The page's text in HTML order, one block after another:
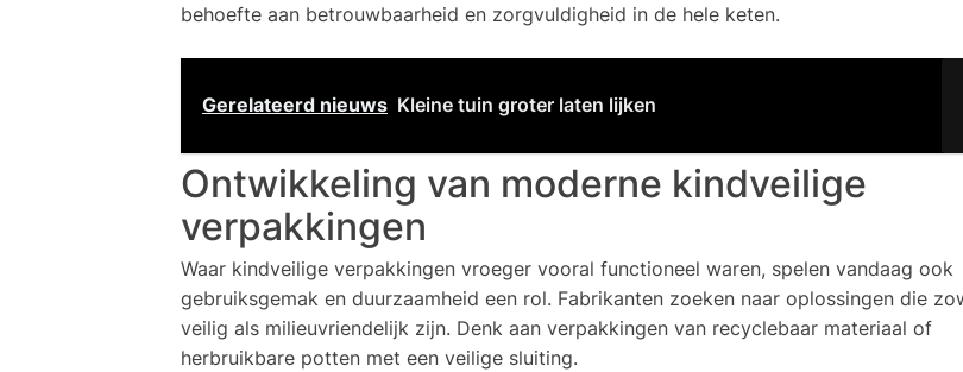
behoefte aan betrouwbaarheid en zorgvuldigheid in de hele keten.
Gerelateerd nieuws Kleine tuin groter laten lijken
Ontwikkeling van moderne kindveilige
verpakkingen
Waar kindveilige verpakkingen vroeger vooral functioneel waren, spelen vandaag ook
gebruiksgemak en duurzaamheid een rol. Fabrikanten zoeken naar oplossingen die
veilig als milieuvriendelijk zijn. Denk aan verpakkingen van recyclebaar materiaal of
herbruikbare potten met een veilige sluiting.